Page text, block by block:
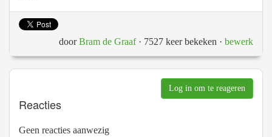
doorBram de Graaf· 7527 keer bekeken · bewerk
Log in om te reageren
Reacties
Geen reacties aanwezig